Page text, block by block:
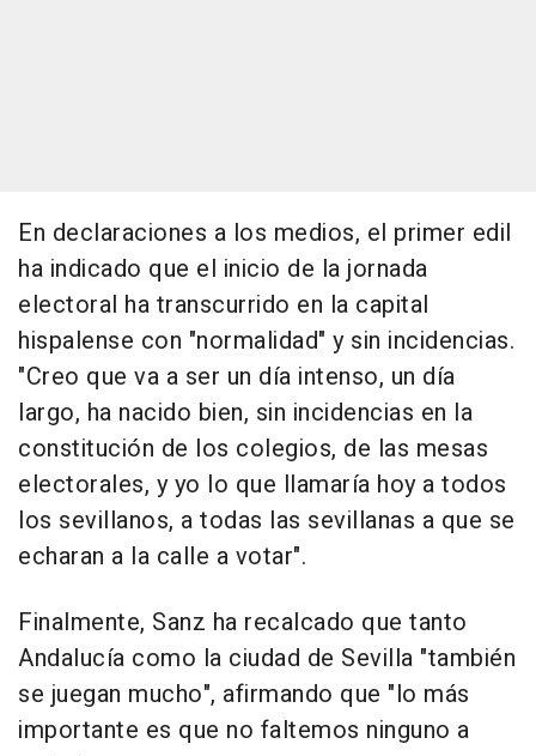
En declaraciones a los medios, el primer edil
ha indicado que el inicio de la jornada
electoral ha transcurrido en la capital
hispalense con "normalidad" y sin incidencias.
"Creo que va a ser un día intenso, un día
largo, ha nacido bien, sin incidencias en la
constitución de los colegios, de las mesas
electorales, y yo lo que llamaría hoy a todos
los sevillanos, a todas las sevillanas a que se
echaran a la calle a votar".
Finalmente, Sanz ha recalcado que tanto
Andalucía como la ciudad de Sevilla "también
se juegan mucho", afirmando que "lo más
importante es que no faltemos ninguno a